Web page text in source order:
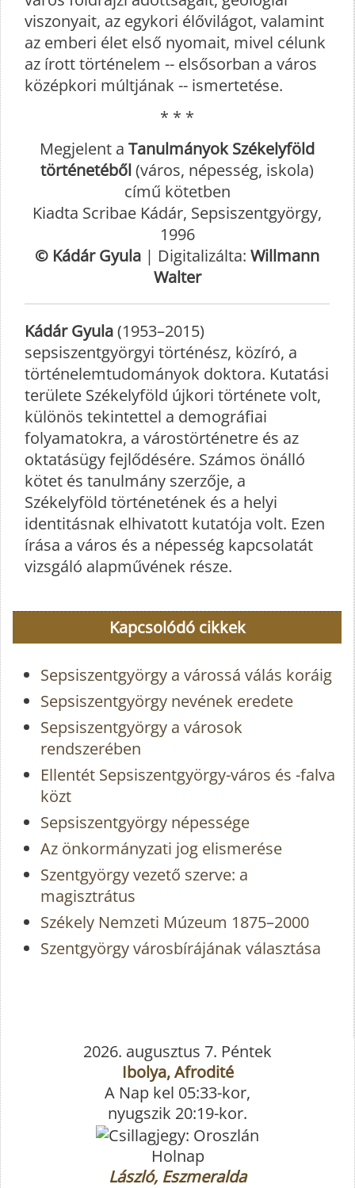
viszonyait, az egykori élővilágot, valamint
az emberi élet első nyomait, mivel célunk
az írott történelem -- elsősorban a város
középkori múltjának -- ismertetése.
* * *
Megjelent a Tanulmányok Székelyföld
történetéből(város, népesség, iskola)
című kötetben
Kiadta Scribae Kádár, Sepsiszentgyörgy,
1996
© Kádár Gyula | Digitalizálta: Willmann
Walter
Kádár Gyula(1953–2015)
sepsiszentgyörgyi történész, közíró, a
történelemtudományok doktora. Kutatási
területe Székelyföld újkori története volt,
különös tekintettel a demográfiai
folyamatokra, a várostörténetre és az
oktatásügy fejlődésére. Számos önálló
kötet és tanulmány szerzője, a
Székelyföld történetének és a helyi
identitásnak elhivatott kutatója volt. Ezen
írása a város és a népesség kapcsolatát
vizsgáló alapművének része.
Kapcsolódó cikkek
Sepsiszentgyörgy a várossá válás koráig
Sepsiszentgyörgy nevének eredete
Sepsiszentgyörgy a városok
rendszerében
Ellentét Sepsiszentgyörgy-város és -falva
közt
Sepsiszentgyörgy népessége
Az önkormányzati jog elismerése
Szentgyörgy vezető szerve: a
magisztrátus
Székely Nemzeti Múzeum 1875–2000
Szentgyörgy városbírájának választása
2026. augusztus 7. Péntek
Ibolya, Afrodité
A Nap kel 05:33-kor,
nyugszik 20:19-kor.
Holnap
László, Eszmeralda